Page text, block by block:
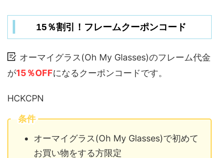
15％割引！フレームクーポンコード
オーマイグラス(Oh My Glasses)のフレーム代金
が15％OFFになるクーポンコードです。
HCKCPN
条件
オーマイグラス(Oh My Glasses)で初めて
お買い物をする方限定